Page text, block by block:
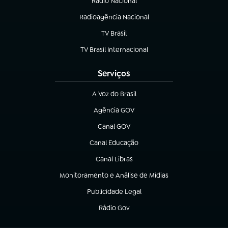
(abre em nova aba)
Radioagência Nacional
(abre em nova aba)
TV Brasil
(abre em nova aba)
TV Brasil Internacional
(abre em nova aba)
Serviços
A Voz do Brasil
(abre em nova aba)
Agência GOV
(abre em nova aba)
Canal GOV
(abre em nova aba)
Canal Educação
(abre em nova aba)
Canal Libras
(abre em nova aba)
Monitoramento e Análise de Mídias
(abre em nova aba)
Publicidade Legal
(abre em nova aba)
Rádio Gov
(abre em nova aba)